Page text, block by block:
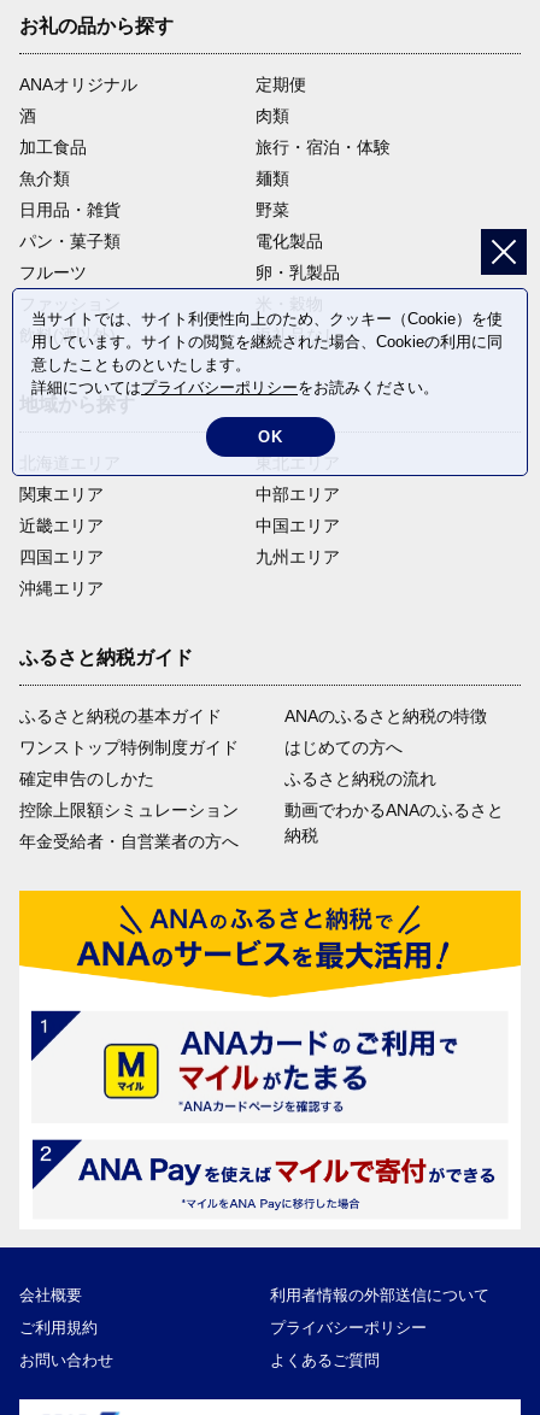
お礼の品から探す
ANAオリジナル
定期便
酒
肉類
加工食品
旅行・宿泊・体験
魚介類
麺類
日用品・雑貨
野菜
パン・菓子類
電化製品
フルーツ
卵・乳製品
飲料(酒以外)
返礼品なし
関東エリア
近畿エリア
四国エリア
沖縄エリア
東北エリア
中部エリア
中国エリア
九州エリア
ふるさと納税ガイド
ふるさと納税の基本ガイド
ワンストップ特例制度ガイド
確定申告のしかた
控除上限額シミュレーション
年金受給者・自営業者の方へ
ANAのふるさと納税の特徴
はじめての方へ
ふるさと納税の流れ
動画でわかるANAのふるさと
納税
会社概要
利用者情報の外部送信について
ご利用規約
プライバシーポリシー
お問い合わせ
よくあるご質問
当サイトでは、サイト利便性向上のため、クッキー（Cookie）を使
用しています。サイトの閲覧を継続された場合、Cookieの利用に同
意したことものといたします。
詳細についてはプライバシーポリシーをお読みください。
OK